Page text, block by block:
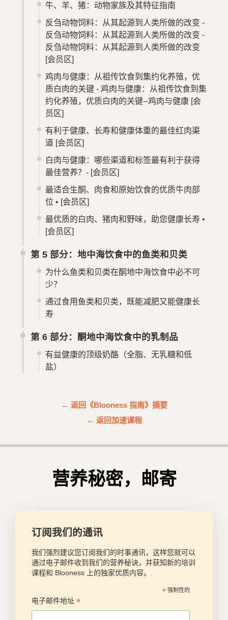
牛、羊、猪：动物家族及其特征指南
反刍动物饲料：从其起源到人类所做的改变 -
反刍动物饲料：从其起源到人类所做的改变 -
反刍动物饲料：从其起源到人类所做的改变
[会员区]
鸡肉与健康：从祖传饮食到集约化养殖，优
质白肉的关键 - 鸡肉与健康：从祖传饮食到集
约化养殖，优质白肉的关键--鸡肉与健康 [会
员区]
有利于健康、长寿和健康体重的最佳红肉渠
道 [会员区]
白肉与健康：哪些渠道和标签最有利于获得
最佳营养？- [会员区]
最适合生酮、肉食和原始饮食的优质牛肉部
位 • [会员区]
最优质的白肉、猪肉和野味，助您健康长寿 •
[会员区]
第 5 部分：地中海饮食中的鱼类和贝类
为什么鱼类和贝类在酮地中海饮食中必不可
少？
通过食用鱼类和贝类，既能减肥又能健康长
寿
第 6 部分：酮地中海饮食中的乳制品
有益健康的顶级奶酪（全脂、无乳糖和低
盐）
← 返回《Blooness 指南》摘要
← 返回加速课程
营养秘密，邮寄
订阅我们的通讯
我们强烈建议您订阅我们的时事通讯，这样您就可以
通过电子邮件收到我们的营养秘诀，并获知新的培训
课程和 Blooness 上的独家优质内容。.
* 强制性的
电子邮件地址 *